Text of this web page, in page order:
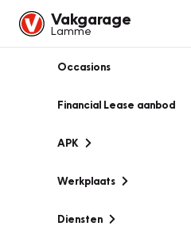
Vakgarage
Lamme
Occasions
Financial Lease aanbod
APK
Werkplaats
Diensten